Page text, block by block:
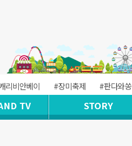
리비안베이 #장미축제 #판다와쏭
TV STORY